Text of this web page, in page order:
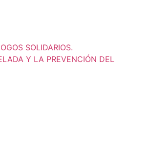
SOLIDARIOS.
Y LA PREVENCIÓN DEL